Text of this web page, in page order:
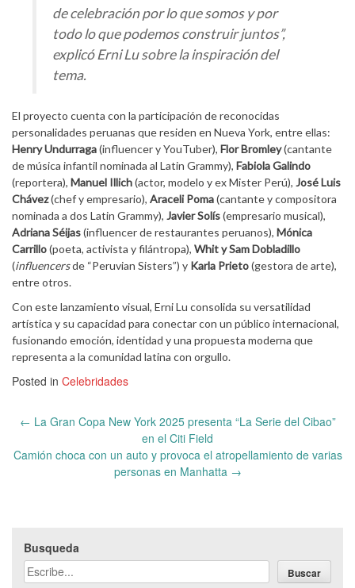
de celebración por lo que somos y por
todo lo que podemos construir juntos”,
explicó Erni Lu sobre la inspiración del
tema.
El proyecto cuenta con la participación de reconocidas
personalidades peruanas que residen en Nueva York, entre ellas:
Henry Undurraga(influencer y YouTuber), Flor Bromley(cantante
de música infantil nominada al Latin Grammy), Fabiola Galindo
(reportera), Manuel Illich(actor, modelo y ex Mister Perú), José Luis
Chávez(chef y empresario), Araceli Poma(cantante y compositora
nominada a dos Latin Grammy), Javier Solís(empresario musical),
Adriana Séijas(influencer de restaurantes peruanos), Mónica
Carrillo(poeta, activista y filántropa), Whit y Sam Dobladillo
(influencersde “Peruvian Sisters”) y Karla Prieto(gestora de arte),
entre otros.
Con este lanzamiento visual, Erni Lu consolida su versatilidad
artística y su capacidad para conectar con un público internacional,
fusionando emoción, identidad y una propuesta moderna que
representa a la comunidad latina con orgullo.
Posted in Celebridades
Post
← La Gran Copa New York 2025 presenta “La Serie del Cibao”
en el Citi Field
Camión choca con un auto y provoca el atropellamiento de varias
personas en Manhatta →
Busqueda
Buscar